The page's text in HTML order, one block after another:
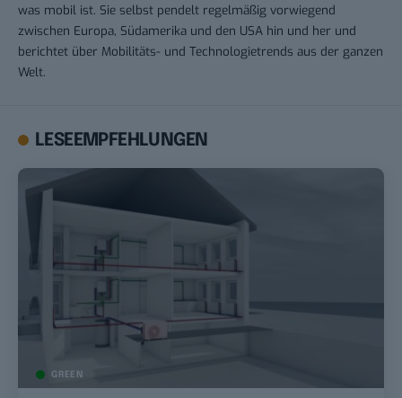
was mobil ist. Sie selbst pendelt regelmäßig vorwiegend
zwischen Europa, Südamerika und den USA hin und her und
berichtet über Mobilitäts- und Technologietrends aus der ganzen
Welt.
LESEEMPFEHLUNGEN
GREEN